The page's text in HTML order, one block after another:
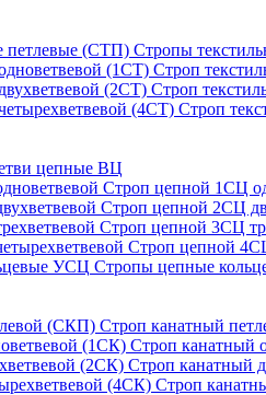
Стропы
Строп
Строп
Строп
цепные ВЦ
Строп цепной 1СЦ
Строп цепной 2СЦ
Строп цепной 3СЦ
Строп цепной
Стропы цепные
Строп канатный
Строп канатный
Строп канатный
Строп